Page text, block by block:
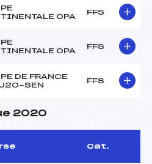
OPA
FFS
OPA
FFS
DE FRANCE
SEN
FFS
2020
Cat.